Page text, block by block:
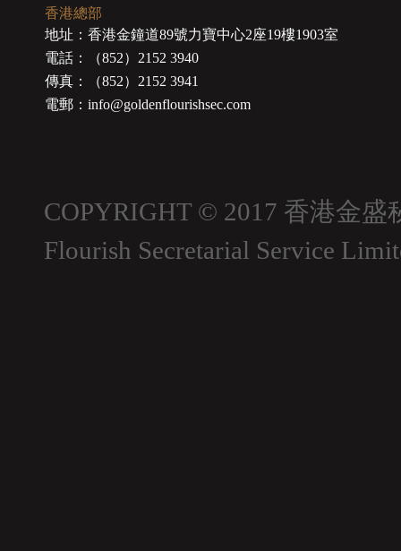
香港總部
地址：香港金鐘道89號力寶中心2座19樓1903室
電話：（852）2152 3940
傳真：（852）2152 3941
電郵：info@goldenflourishsec.com
COPYRIGHT © 2017 香港金盛
Flourish Secretarial Service